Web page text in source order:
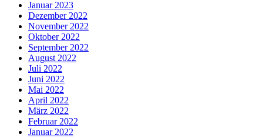
Januar 2023
Dezember 2022
November 2022
Oktober 2022
September 2022
August 2022
Juli 2022
Juni 2022
Mai 2022
April 2022
März 2022
Februar 2022
Januar 2022